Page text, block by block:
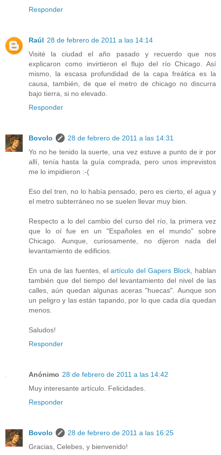
Responder
Raúl 28 de febrero de 2011 a las 14:14
Visité la ciudad el año pasado y recuerdo que nos
explicaron como invirtieron el flujo del río Chicago. Así
mismo, la escasa profundidad de la capa freática es la
causa, también, de que el metro de chicago no discurra
bajo tierra, si no elevado.
Responder
Bovolo
28 de febrero de 2011 a las 14:31
Yo no he tenido la suerte, una vez estuve a punto de ir por
allí, tenía hasta la guía comprada, pero unos imprevistos
me lo impidieron :-(
Eso del tren, no lo había pensado, pero es cierto, el agua y
el metro subterráneo no se suelen llevar muy bien.
Respecto a lo del cambio del curso del río, la primera vez
que lo oí fue en un "Españoles en el mundo" sobre
Chicago. Aunque, curiosamente, no dijeron nada del
levantamiento de edificios.
En una de las fuentes, elartículo del Gapers Block , hablan
también que del tiempo del levantamiento del nivel de las
calles, aún quedan algunas aceras "huecas". Aunque son
un peligro y las están tapando, por lo que cada día quedan
menos.
Saludos!
Responder
Anónimo 28 de febrero de 2011 a las 14:42
Muy interesante artículo. Felicidades.
Responder
Bovolo
28 de febrero de 2011 a las 16:25
Gracias, Celebes, y bienvenido!